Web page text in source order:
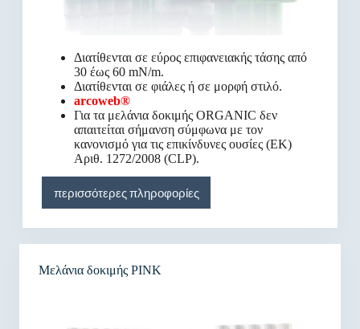
Διατίθενται σε εύρος επιφανειακής τάσης από
30 έως 60 mN/m.
Διατίθενται σε φιάλες ή σε μορφή στιλό.
arcoweb®
Για τα μελάνια δοκιμής ORGANIC δεν
απαιτείται σήμανση σύμφωνα με τον
κανονισμό για τις επικίνδυνες ουσίες (ΕΚ)
Αριθ. 1272/2008 (CLP).
περισσότερες πληροφορίες
Μελάνια δοκιμής PINK